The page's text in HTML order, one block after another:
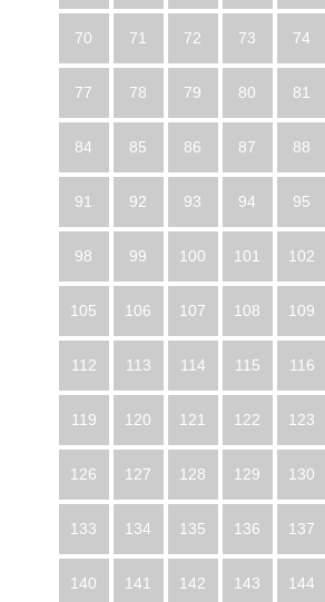
70 71 72 73 74
77 78 79 80 81
84 85 86 87 88
91 92 93 94 95
98 99 100 101 102
105 106 107 108 109
112 113 114 115 116
119 120 121 122 123
126 127 128 129 130
133 134 135 136 137
140 141 142 143 144